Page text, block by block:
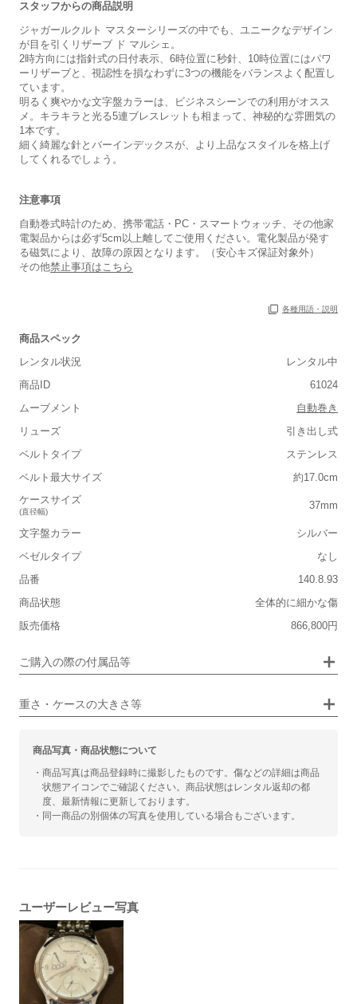
スタッフからの商品説明
ジャガールクルト マスターシリーズの中でも、ユニークなデザイン
が目を引くリザーブ ド マルシェ。
2時方向には指針式の日付表示、6時位置に秒針、10時位置にはパワ
ーリザーブと、視認性を損なわずに3つの機能をバランスよく配置し
ています。
明るく爽やかな文字盤カラーは、ビジネスシーンでの利用がオスス
メ。キラキラと光る5連ブレスレットも相まって、神秘的な雰囲気の
1本です。
細く綺麗な針とバーインデックスが、より上品なスタイルを格上げ
してくれるでしょう。
注意事項
自動巻式時計のため、携帯電話・PC・スマートウォッチ、その他家
電製品からは必ず5cm以上離してご使用ください。電化製品が発す
る磁気により、故障の原因となります。（安心キズ保証対象外）
その他禁止事項はこちら
各種用語・説明
商品スペック
レンタル状況
レンタル中
商品ID
61024
ムーブメント
自動巻き
リューズ
引き出し式
ベルトタイプ
ステンレス
ベルト最大サイズ
約17.0cm
ケースサイズ
(直径幅)
37mm
文字盤カラー
シルバー
ベゼルタイプ
なし
品番
140.8.93
商品状態
全体的に細かな傷
販売価格
866,800円
ご購入の際の付属品等
箱
重さ・ケースの大きさ等
■重さ(ベルト込み)
■ケースの大きさ
小さい 大きい
■装飾感
カジュアル ビジネス
商品写真・商品状態について
・商品写真は商品登録時に撮影したものです。傷などの詳細は商品
状態アイコンでご確認ください。商品状態はレンタル返却の都
度、最新情報に更新しております。
・同一商品の別個体の写真を使用している場合もございます。
ユーザーレビュー写真